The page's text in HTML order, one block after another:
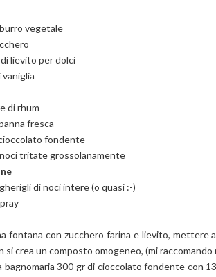
vegetale
lievito per dolci
vaniglia
di rhum
fresca
fondente
noci tritate grossolanamente
di noci intere (o quasi :-)
fontana con zucchero farina e lievito,
si crea un composto omogeneo, (mi
bagnomaria 300 gr di cioccolato fondente con